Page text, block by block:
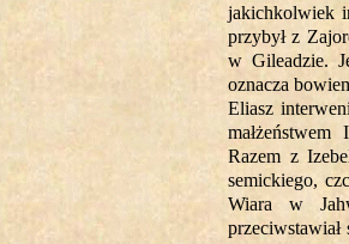
jakichkolwiek
przybył z
w Gileadzie.
oznacza
Eliasz
Razem z
semickiego,
Wiara w